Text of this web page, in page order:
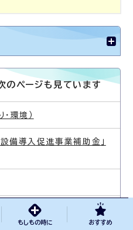
のページも見ています
環境）
備導入促進事業補助金」
もしもの時に おすすめ